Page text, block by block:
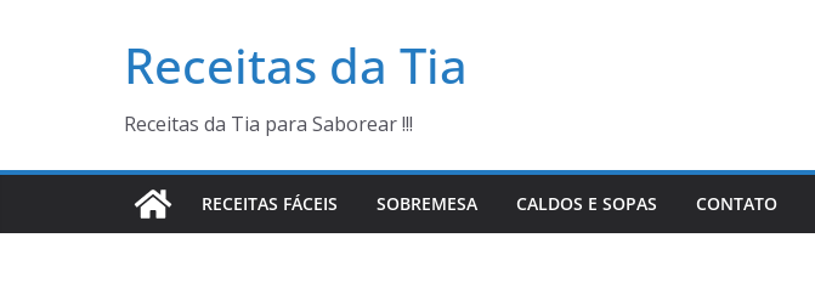
Receitas da Tia
Receitas da Tia para Saborear !!!
RECEITAS FÁCEIS SOBREMESA CALDOS E SOPAS CONTATO